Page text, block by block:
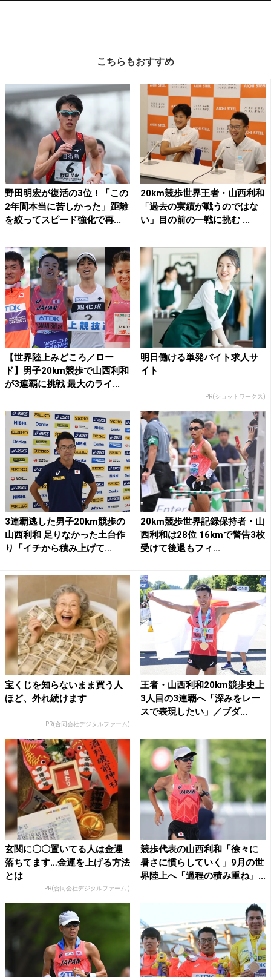
こちらもおすすめ
野田明宏が復活の3位！「この
2年間本当に苦しかった」距離
を絞ってスピード強化で再...
20km競歩世界王者・山西利和
「過去の実績が戦うのではな
い」目の前の一戦に挑む ...
【世界陸上みどころ／ロー
ド】男子20km競歩で山西利和
が3連覇に挑戦 最大のライ...
明日働ける単発バイト求人サ
イト
PR(ショットワークス)
3連覇逃した男子20km競歩の
山西利和 足りなかった土台作
り「イチから積み上げて...
20km競歩世界記録保持者・山
西利和は28位 16kmで警告3枚
受けて後退もフィ...
宝くじを知らないまま買う人
ほど、外れ続けます
PR(合同会社デジタルファーム)
王者・山西利和20km競歩史上
3人目の3連覇へ「深みをレー
スで表現したい」／ブダ...
玄関に〇〇置いてる人は金運
落ちてます…金運を上げる方法
とは
PR(合同会社デジタルファーム )
競歩代表の山西利和「徐々に
暑さに慣らしていく」9月の世
界陸上へ「過程の積み重ね」...